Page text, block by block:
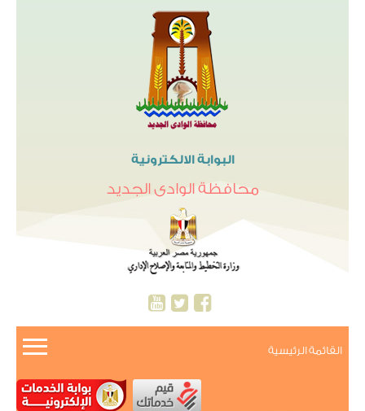
البوابة الالكترونية
محافظة الوادى الجديد
القائمة الرئيسية